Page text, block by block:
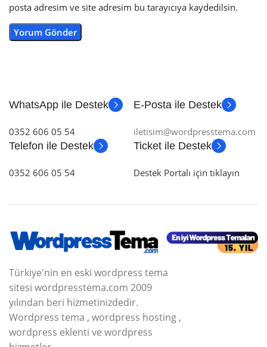
posta adresim ve site adresim bu tarayıcıya kaydedilsin.
WhatsApp ile Destek
0352 606 05 54
E-Posta ile Destek
iletisim@wordpresstema.com
Telefon ile Destek
0352 606 05 54
Ticket ile Destek
Destek Portalı için tıklayın
Türkiye'nin en eski wordpress tema
sitesi wordpresstema.com 2009
yılından beri hizmetinizdedir.
Wordpress tema , wordpress hosting ,
wordpress eklenti ve wordpress